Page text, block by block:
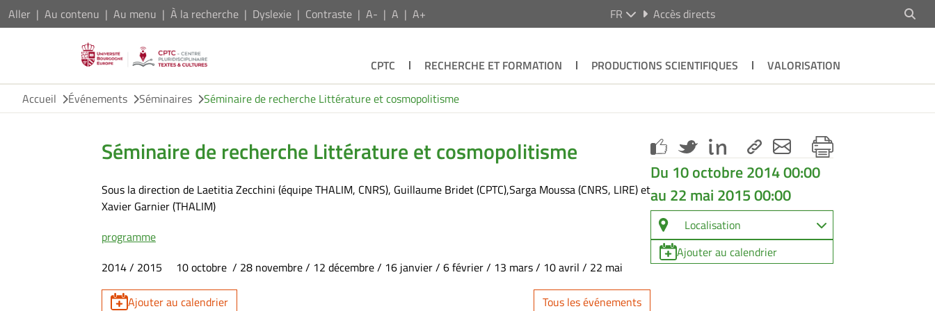
Aller Au contenu Au menu À la recherche Dyslexie Contraste A- A A+ FR Accès directs
CPTC RECHERCHE ET FORMATION PRODUCTIONS SCIENTIFIQUES
VALORISATION
Accueil
Événements Séminaires Séminaire de recherche Littérature et cosmopolitisme
Séminaire de recherche Littérature et cosmopolitisme
Sous la direction de Laetitia Zecchini (équipe THALIM, CNRS), Guillaume Bridet (CPTC),Sarga Moussa (CNRS, LIRE) et
Xavier Garnier (THALIM)
programme
2014 / 2015 10 octobre / 28 novembre / 12 décembre / 16 janvier / 6 février / 13 mars / 10 avril / 22 mai
Ajouter au calendrier Tous les événements
Du 10 octobre 2014 00:00
au 22 mai 2015 00:00
Localisation
Ajouter au calendrier